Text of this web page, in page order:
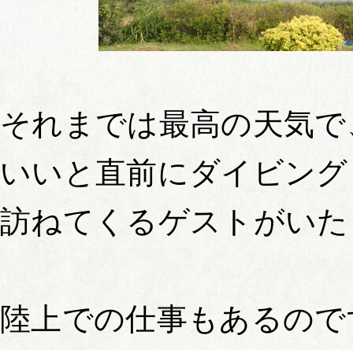
それまでは最高の天気
いいと直前にダイビン
訪ねてくるゲストがい
陸上での仕事もあるの